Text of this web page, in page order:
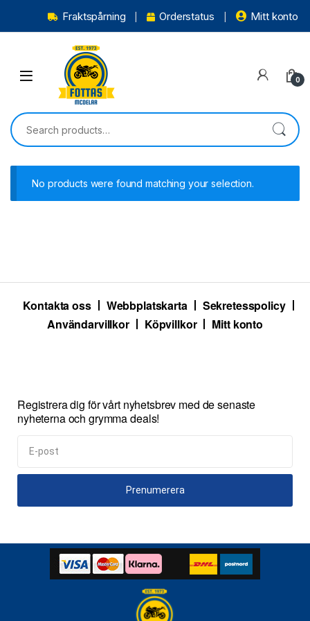
Fraktspårning Orderstatus Mitt konto
0
No products were found matching your selection.
Kontakta oss Webbplatskarta
Sekretesspolicy
Användarvillkor
Köpvillkor Mitt konto
Registrera dig för vårt nyhetsbrev med de senaste
nyheterna och grymma deals!
Prenumerera